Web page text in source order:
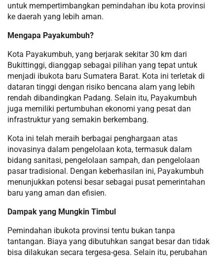
untuk mempertimbangkan pemindahan ibu kota provinsi
ke daerah yang lebih aman.
Mengapa Payakumbuh?
Kota Payakumbuh, yang berjarak sekitar 30 km dari
Bukittinggi, dianggap sebagai pilihan yang tepat untuk
menjadi ibukota baru Sumatera Barat. Kota ini terletak di
dataran tinggi dengan risiko bencana alam yang lebih
rendah dibandingkan Padang. Selain itu, Payakumbuh
juga memiliki pertumbuhan ekonomi yang pesat dan
infrastruktur yang semakin berkembang.
Kota ini telah meraih berbagai penghargaan atas
inovasinya dalam pengelolaan kota, termasuk dalam
bidang sanitasi, pengelolaan sampah, dan pengelolaan
pasar tradisional. Dengan keberhasilan ini, Payakumbuh
menunjukkan potensi besar sebagai pusat pemerintahan
baru yang aman dan efisien.
Dampak yang Mungkin Timbul
Pemindahan ibukota provinsi tentu bukan tanpa
tantangan. Biaya yang dibutuhkan sangat besar dan tidak
bisa dilakukan secara tergesa-gesa. Selain itu, perubahan